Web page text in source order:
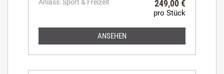
Anlass: Sport & Freizeit 249,00 €
pro Stück
ANSEHEN